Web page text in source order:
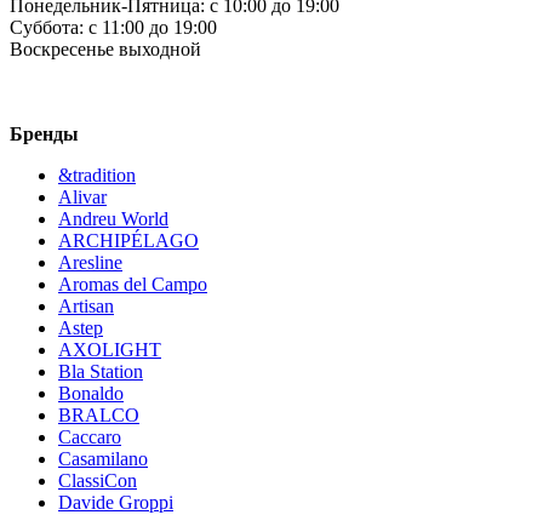
Понедельник-Пятница: c 10:00 до 19:00
Суббота: c 11:00 до 19:00
Воскресенье выходной
Бренды
&tradition
Alivar
Andreu World
ARCHIPÉLAGO
Aresline
Aromas del Campo
Artisan
Astep
AXOLIGHT
Bla Station
Bonaldo
BRALCO
Caccaro
Casamilano
ClassiCon
Davide Groppi